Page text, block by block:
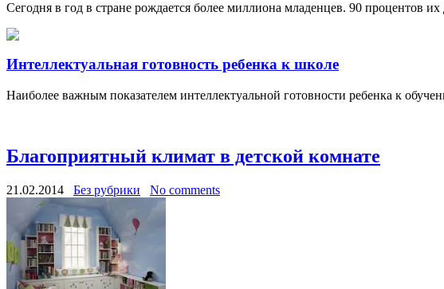
Сегодня в год в стране рождается более миллиона младенцев. 90 процентов
Интеллектуальная готовность ребенка к школе
Наиболее важным показателем интеллектуальной готовности ребенка к
Благоприятный климат в детской комнате
21.02.2014 Без рубрики No comments